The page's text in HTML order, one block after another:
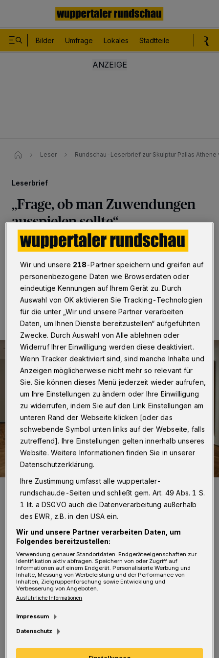
Bilder Umfrage Lokales Stadtteile
Leser Rundschau-Leserbrief zur Skulptur Pallas Athene
Leserbrief
„Frage, ob man Zuwendungen
ausspielen sollte“
Betr.: Pallas Athene vor dem WDG, Leserbrief von H.-
29.01.2024 , 14:00 Uhr Eine Minute Lesezeit
Die Pallas Athene im Deutschen Historischen Museum (DHM) in der
Ausstellung „Die Liste der ‚Gottbegnadeten‘. Künstler des
Nationalsozialismus in der Bundesrepublik"
H. -J. Hiby schlägt vor, von den
vorgesehenen 250.000 Euro für eine
des Nazi-Bildhauers Arno Breker Mittel
abzuziehen und unter anderem für die Tafel
Wuppertal vorzusehen. Als Vorstandsmitglied
Wir und unsere 218-Partner speichern und greifen auf
personenbezogene Daten wie Browserdaten oder
eindeutige Kennungen auf Ihrem Gerät zu. Durch
Auswahl von OK aktivieren Sie Tracking-Technologien
für die unter „Wir und unsere Partner verarbeiten
Daten, um Ihnen Dienste bereitzustellen“ aufgeführten
Zwecke. Durch Auswahl von Alle ablehnen oder
Widerruf Ihrer Einwilligung werden diese deaktiviert.
Wenn Tracker deaktiviert sind, sind manche Inhalte und
Anzeigen möglicherweise nicht mehr so relevant für
Sie. Sie können dieses Menü jederzeit wieder aufrufen,
um Ihre Einstellungen zu ändern oder Ihre Einwilligung
zu widerrufen, indem Sie auf den Link Einstellungen am
unteren Rand der Webseite klicken [oder das
schwebende Symbol unten links auf der Webseite, falls
zutreffend]. Ihre Einstellungen gelten innerhalb unseres
Website. Weitere Informationen finden Sie in unserer
Datenschutzerklärung.
Ihre Zustimmung umfasst alle wuppertaler-
rundschau.de-Seiten und schließt gem. Art. 49 Abs. 1 S.
1 lit. a DSGVO auch die Datenverarbeitung außerhalb
des EWR, z.B. in den USA ein.
Wir und unsere Partner verarbeiten Daten, um
Folgendes bereitzustellen:
Verwendung genauer Standortdaten. Endgeräteeigenschaften zur
Identifikation aktiv abfragen. Speichern von oder Zugriff auf
Informationen auf einem Endgerät. Personalisierte Werbung und
Inhalte, Messung von Werbeleistung und der Performance von
Inhalten, Zielgruppenforschung sowie Entwicklung und
Verbesserung von Angeboten.
Ausführliche Informationen
Impressum
Datenschutz